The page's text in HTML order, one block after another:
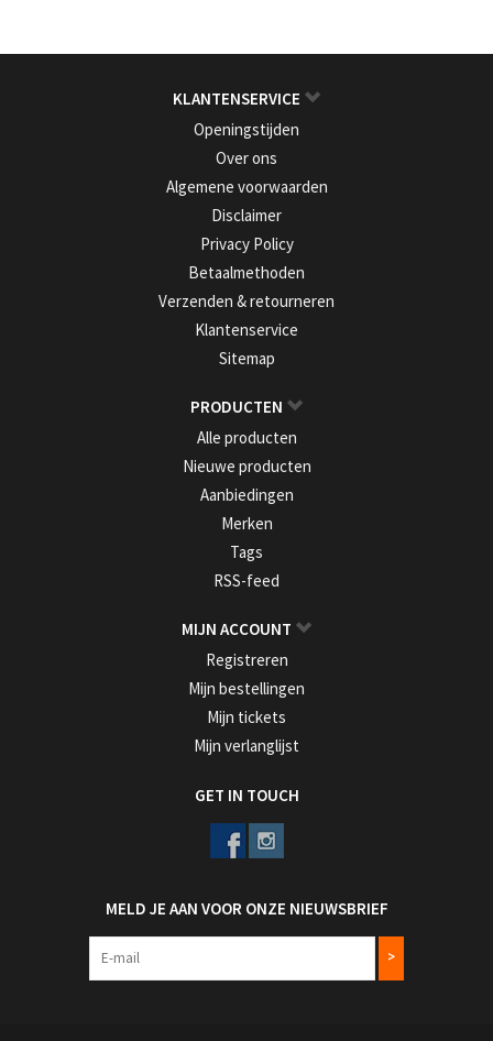
KLANTENSERVICE
Openingstijden
Over ons
Algemene voorwaarden
Disclaimer
Privacy Policy
Betaalmethoden
Verzenden & retourneren
Klantenservice
Sitemap
PRODUCTEN
Alle producten
Nieuwe producten
Aanbiedingen
Merken
Tags
RSS-feed
MIJN ACCOUNT
Registreren
Mijn bestellingen
Mijn tickets
Mijn verlanglijst
GET IN TOUCH
MELD JE AAN VOOR ONZE NIEUWSBRIEF
>